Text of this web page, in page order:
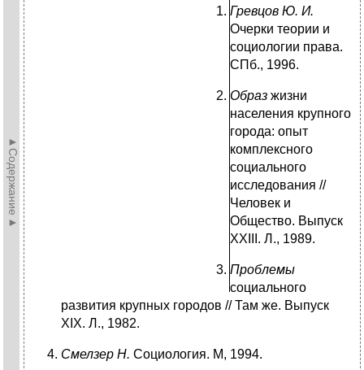
►Содержание►
Гревцов Ю. И.
Очерки теории и
социологии права.
СПб., 1996.
Образ жизни
населения крупного
города: опыт
комплексного
социального
исследования //
Человек и
Общество. Выпуск
XXIII. Л., 1989.
Проблемы
социального
развития крупных городов // Там же. Выпуск
XIX. Л., 1982.
Смелзер Н. Социология. М, 1994.